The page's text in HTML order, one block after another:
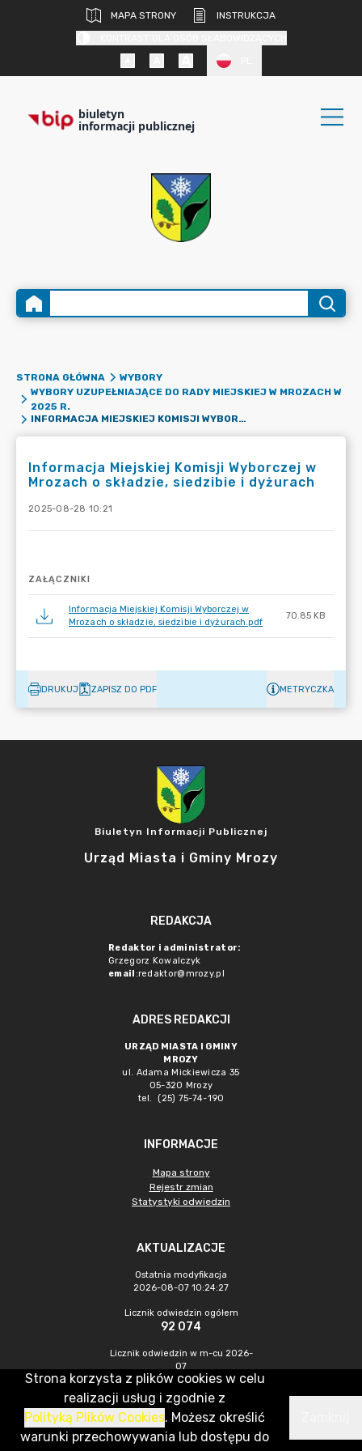
MAPA STRONY
INSTRUKCJA
biuletyn
informacji publicznej
STRONA GŁÓWNA
WYBORY
WYBORY UZUPEŁNIAJĄCE DO RADY MIEJSKIEJ W MROZACH W
2025 R.
INFORMACJA MIEJSKIEJ KOMISJI WYBORCZEJ W MROZACH O SKŁADZIE, SIEDZIBIE I DYŻURACH
Informacja Miejskiej Komisji Wyborczej w
Mrozach o składzie, siedzibie i dyżurach
2025-08-28 10:21
ZAŁĄCZNIKI
Informacja Miejskiej Komisji Wyborczej w
Mrozach o składzie, siedzibie i dyżurach.pdf
70.85 KB
DRUKUJ ZAPISZ DO PDF METRYCZKA
Biuletyn Informacji Publicznej
Urząd Miasta i Gminy Mrozy
REDAKCJA
Redaktor i administrator:
Grzegorz Kowalczyk
email :redaktor@mrozy.pl
ADRES REDAKCJI
URZĄD MIASTA I GMINY
MROZY
ul. Adama Mickiewicza 35
05-320 Mrozy
tel. (25) 75-74-190
INFORMACJE
Mapa strony
Rejestr zmian
Statystyki odwiedzin
AKTUALIZACJE
Ostatnia modyfikacja
2026-08-07 10:24:27
Licznik odwiedzin ogółem
92 074
Licznik odwiedzin w m-cu 2026-
07
372
CMS & Hosting: Nefeni Sp. z o.o.
Strona korzysta z plików cookies w celu
realizacji usług i zgodnie z
Polityką Plików Cookies. Możesz określić
warunki przechowywania lub dostępu do